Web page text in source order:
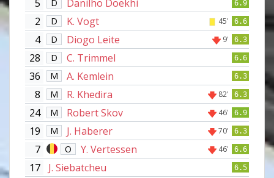
5 D Danilho Doekhi 6.9
2 D K. Vogt 45' 6.6
4 D Diogo Leite 9' 6.3
28 D C. Trimmel 6.6
36 M A. Kemlein 6.3
8 M R. Khedira 82' 6.3
24 M Robert Skov 46' 6.9
19 M J. Haberer 70' 6.3
7 O Y. Vertessen 46' 6.6
17 J. Siebatcheu 6.5